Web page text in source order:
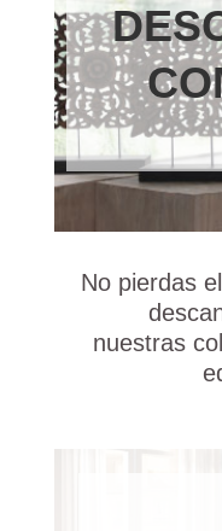
No pierdas
nuestras